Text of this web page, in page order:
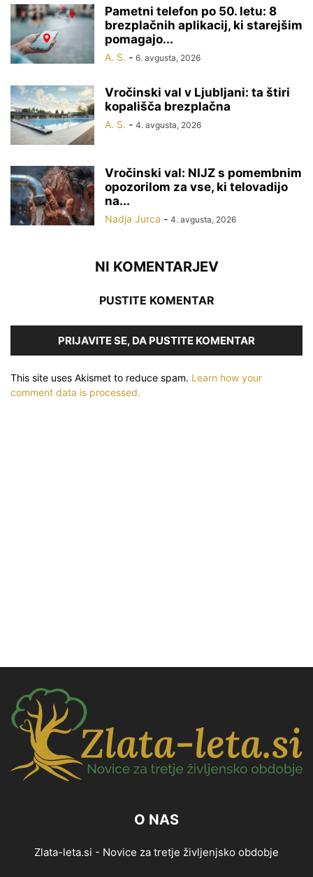
Pametni telefon po 50. letu: 8
brezplačnih aplikacij, ki starejšim
pomagajo...
A. S. - 6. avgusta, 2026
Vročinski val v Ljubljani: ta štiri
kopališča brezplačna
A. S. - 4. avgusta, 2026
Vročinski val: NIJZ s pomembnim
opozorilom za vse, ki telovadijo
na...
Nadja Jurca - 4. avgusta, 2026
NI KOMENTARJEV
PUSTITE KOMENTAR
PRIJAVITE SE, DA PUSTITE KOMENTAR
This site uses Akismet to reduce spam. Learn how your
comment data is processed.
O NAS
Zlata-leta.si - Novice za tretje življenjsko obdobje